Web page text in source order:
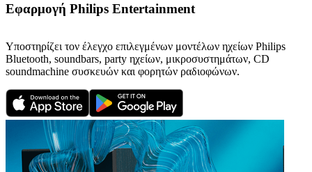
Εφαρμογή Philips Entertainment
Υποστηρίζει τον έλεγχο επιλεγμένων μοντέλων ηχείων Philips
Bluetooth, soundbars, party ηχείων, μικροσυστημάτων, CD
soundmachine συσκευών και φορητών ραδιοφώνων.